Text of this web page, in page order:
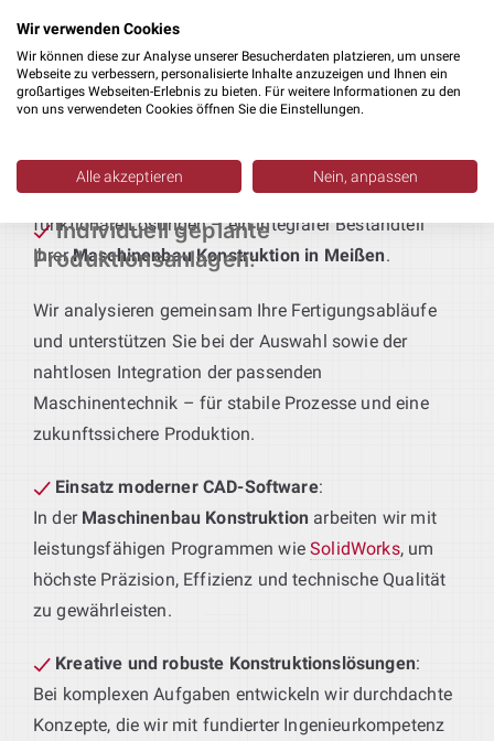
Fertigungsabläufe und Qualitätsstandards
abgestimmt sind.
Technik für maßgeschneiderte Produktionslinien:
Anlagentechnik. Von der Vorfertigung bis zur
Endmontage entstehen bei uns durchgängige,
funktionale Lösungen – ein integraler Bestandteil
IhrerMaschinenbau Konstruktion in Meißen.
Individuell geplante
Produktionsanlagen:
Wir analysieren gemeinsam Ihre Fertigungsabläufe
und unterstützen Sie bei der Auswahl sowie der
nahtlosen Integration der passenden
Maschinentechnik – für stabile Prozesse und eine
zukunftssichere Produktion.
Einsatz moderner CAD-Software:
In der Maschinenbau Konstruktion arbeiten wir mit
leistungsfähigen Programmen wieSolidWorks, um
höchste Präzision, Effizienz und technische Qualität
zu gewährleisten.
Kreative und robuste Konstruktionslösungen:
Bei komplexen Aufgaben entwickeln wir durchdachte
Konzepte, die wir mit fundierter Ingenieurkompetenz
Wir verwenden Cookies
Wir können diese zur Analyse unserer Besucherdaten platzieren, um unsere
Webseite zu verbessern, personalisierte Inhalte anzuzeigen und Ihnen ein
großartiges Webseiten-Erlebnis zu bieten. Für weitere Informationen zu den
von uns verwendeten Cookies öffnen Sie die Einstellungen.
Alle akzeptieren Nein, anpassen